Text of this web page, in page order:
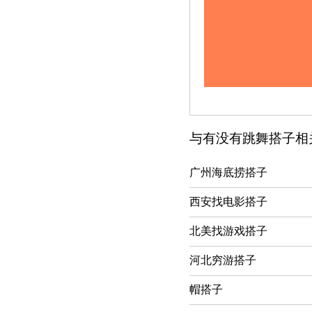
与有没有跳舞搭子
广州海底捞搭子
西安找电影搭子
北美找游戏搭子
河北穷游搭子
帽搭子